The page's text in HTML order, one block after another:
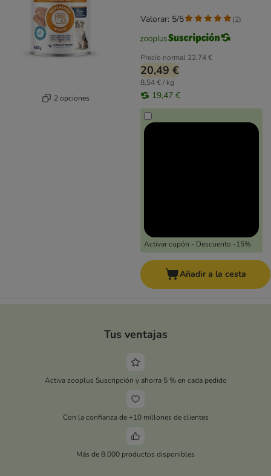
2 opciones
Precio normal 22,74 €
20,49 €
8,54 € / kg
19,47 €
Activar cupón - Descuento -15%
Valorar: 5/5 (2)
Añadir a la cesta
Tus ventajas
Activa zooplus Suscripción y ahorra 5 % en cada pedido
Con la confianza de +10 millones de clientes
Más de 8.000 productos disponibles